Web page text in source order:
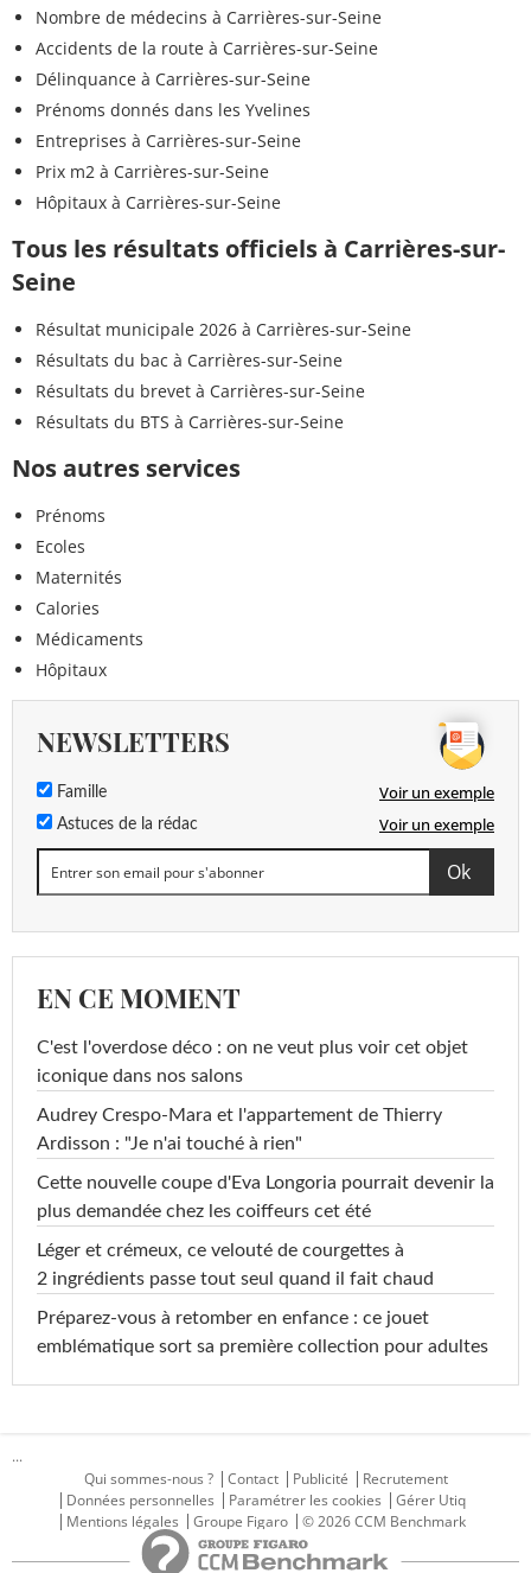
Nombre de médecins à Carrières-sur-Seine
Accidents de la route à Carrières-sur-Seine
Délinquance à Carrières-sur-Seine
Prénoms donnés dans les Yvelines
Entreprises à Carrières-sur-Seine
Prix m2 à Carrières-sur-Seine
Hôpitaux à Carrières-sur-Seine
Tous les résultats officiels à Carrières-sur-
Seine
Résultat municipale 2026 à Carrières-sur-Seine
Résultats du bac à Carrières-sur-Seine
Résultats du brevet à Carrières-sur-Seine
Résultats du BTS à Carrières-sur-Seine
Nos autres services
Prénoms
Ecoles
Maternités
Calories
Médicaments
Hôpitaux
NEWSLETTERS
Famille Voir un exemple
Astuces de la rédac Voir un exemple
EN CE MOMENT
C'est l'overdose déco : on ne veut plus voir cet objet
iconique dans nos salons
Audrey Crespo-Mara et l'appartement de Thierry
Ardisson : "Je n'ai touché à rien"
Cette nouvelle coupe d'Eva Longoria pourrait devenir la
plus demandée chez les coiffeurs cet été
Léger et crémeux, ce velouté de courgettes à
2 ingrédients passe tout seul quand il fait chaud
Préparez-vous à retomber en enfance : ce jouet
emblématique sort sa première collection pour adultes
...
Qui sommes-nous ?
Contact Publicité
Recrutement
Données personnelles
Paramétrer les cookies
Gérer Utiq
Mentions légales
Groupe Figaro © 2026 CCM Benchmark